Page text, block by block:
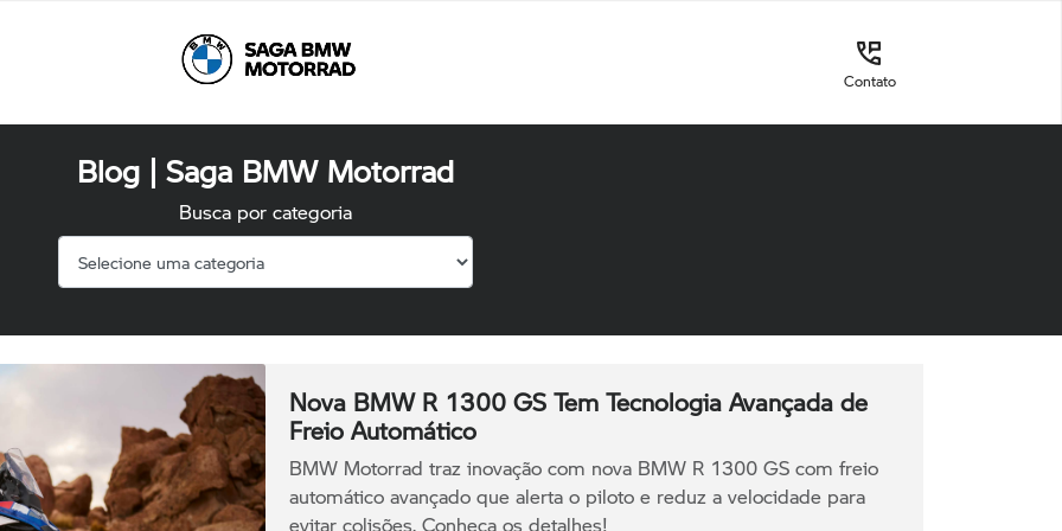
Contato
Blog | Saga BMW Motorrad
Busca por categoria
Nova BMW R 1300 GS Tem Tecnologia Avançada de
Freio Automático
BMW Motorrad traz inovação com nova BMW R 1300 GS com freio
automático avançado que alerta o piloto e reduz a velocidade para
evitar colisões. Conheça os detalhes!